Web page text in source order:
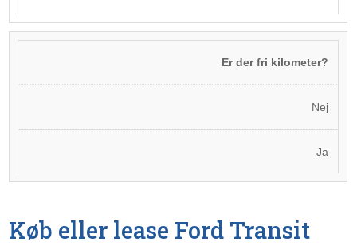
Er der fri kilometer?
Nej
Ja
Køb eller lease Ford Transit